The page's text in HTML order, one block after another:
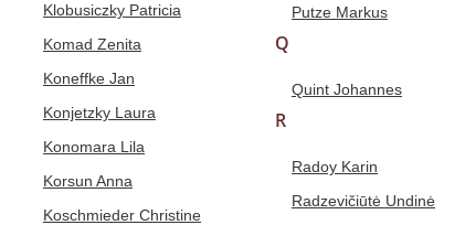
Klobusiczky Patricia
Komad Zenita
Koneffke Jan
Konjetzky Laura
Konomara Lila
Korsun Anna
Koschmieder Christine
Putze Markus
Q
Quint Johannes
R
Radoy Karin
Radzevičiūtė Undinė